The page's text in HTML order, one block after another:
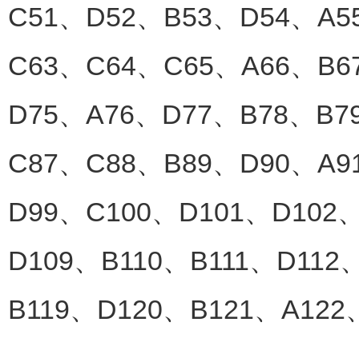
C51、D52、B53、D54、
C63、C64、C65、A66、
D75、A76、D77、B78、
C87、C88、B89、D90、
D99、C100、D101、D102
D109、B110、B111、D112
B119、D120、B121、